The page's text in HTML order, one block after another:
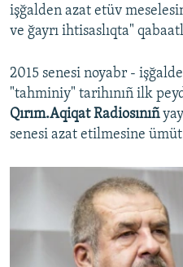
işğalden azat etüv
ve ğayrı ihtisaslıqta"
2015 senesi noyabr -
"tahminiy" tarihınıñ ilk
Qırım.Aqiqat Radiosınıñ
senesi azat etilmesine